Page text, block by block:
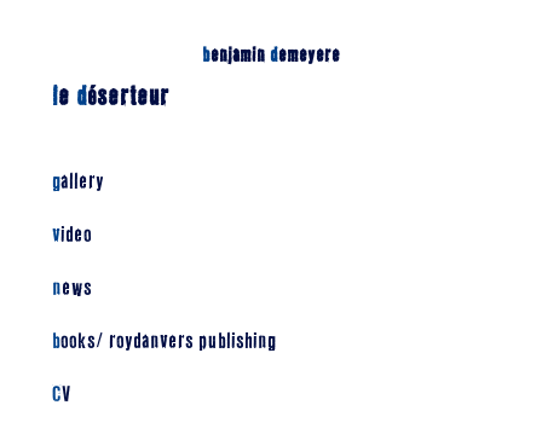
benjamin demeyere
le déserteur
gallery
video
news
books/ roydanvers publishing
CV